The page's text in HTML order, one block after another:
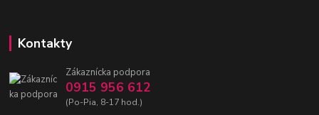
Kontakty
Zákaznícka podpora
0915 956 612
(Po-Pia, 8-17 hod.)